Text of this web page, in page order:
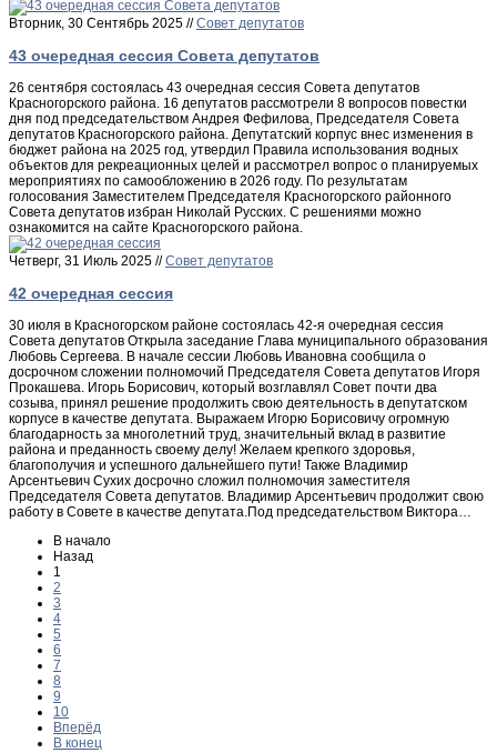
Вторник, 30 Сентябрь 2025 //Совет депутатов
43 очередная сессия Совета депутатов
26 сентября состоялась 43 очередная сессия Совета депутатов
Красногорского района. 16 депутатов рассмотрели 8 вопросов повестки
дня под председательством Андрея Фефилова, Председателя Совета
депутатов Красногорского района. Депутатский корпус внес изменения в
бюджет района на 2025 год, утвердил Правила использования водных
объектов для рекреационных целей и рассмотрел вопрос о планируемых
мероприятиях по самообложению в 2026 году. По результатам
голосования Заместителем Председателя Красногорского районного
Совета депутатов избран Николай Русских. С решениями можно
ознакомится на сайте Красногорского района.
Четверг, 31 Июль 2025 //Совет депутатов
42 очередная сессия
30 июля в Красногорском районе состоялась 42-я очередная сессия
Совета депутатов Открыла заседание Глава муниципального образования
Любовь Сергеева. В начале сессии Любовь Ивановна сообщила о
досрочном сложении полномочий Председателя Совета депутатов Игоря
Прокашева. Игорь Борисович, который возглавлял Совет почти два
созыва, принял решение продолжить свою деятельность в депутатском
корпусе в качестве депутата. Выражаем Игорю Борисовичу огромную
благодарность за многолетний труд, значительный вклад в развитие
района и преданность своему делу! Желаем крепкого здоровья,
благополучия и успешного дальнейшего пути! Также Владимир
Арсентьевич Сухих досрочно сложил полномочия заместителя
Председателя Совета депутатов. Владимир Арсентьевич продолжит свою
работу в Совете в качестве депутата.Под председательством Виктора…
В начало
Назад
1
2
3
4
5
6
7
8
9
10
Вперёд
В конец